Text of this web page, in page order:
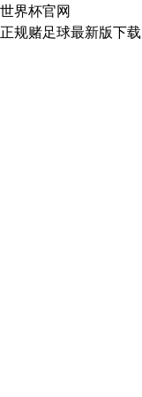
世界杯官网
正规赌足球最新版下载